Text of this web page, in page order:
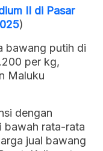
II di Pasar
)
bawang putih di
per kg,
Maluku
dengan
bawah rata-rata
jual bawang